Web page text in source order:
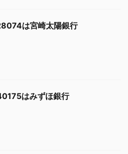
は宮崎太陽銀行
はみずほ銀行